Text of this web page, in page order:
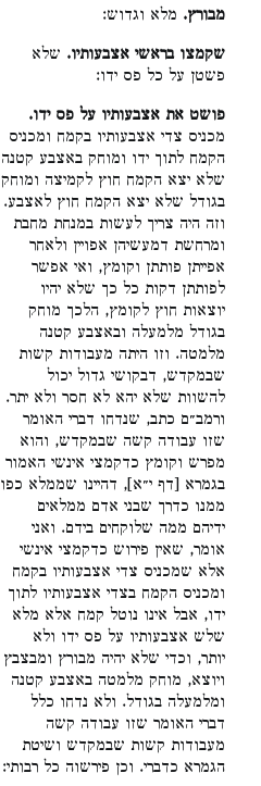
מבורץ. מלא וגדוש:
שקמצו בראשי אצבעותיו. שלא
פשטן על כל פס ידו:
פושט את אצבעותיו על פס ידו.
מכניס צדי אצבעותיו בקמח ומכניס
הקמח לתוך ידו ומוחק באצבע קטנה
שלא יצא הקמח חוץ לקמיצה ומוחק
בגודל שלא יצא הקמח חוץ לאצבע.
וזה היה צריך לעשות במנחת מחבת
ומרחשת דמעשיהן אפויין ולאחר
אפייתן פותתן וקומץ, ואי אפשר
לפותתן דקות כל כך שלא יהיו
יוצאות חוץ לקומץ, הלכך מוחק
בגודל מלמעלה ובאצבע קטנה
מלמטה. וזו היתה מעבודות קשות
שבמקדש, דבקושי גדול יכול
להשוות שלא יהא לא חסר ולא יתר.
ורמב״ם כתב, שנדחו דברי האומר
שזו עבודה קשה שבמקדש, והוא
מפרש וקומץ כדקמצי אינשי האמור
בגמרא [דף י״א], דהיינו שממלא כפו
ממנו כדרך שבני אדם ממלאים
ידיהם ממה שלוקחים בידם. ואני
אומר, שאין פירוש כדקמצי אינשי
אלא שמכניס צדי אצבעותיו בקמח
ומכניס הקמח בצדי אצבעותיו לתוך
ידו, אבל אינו נוטל קמח אלא מלא
שלש אצבעותיו על פס ידו ולא
יותר, וכדי שלא יהיה מבורץ ומבצבץ
ויוצא, מוחק מלמטה באצבע קטנה
ומלמעלה בגודל. ולא נדחו כלל
דברי האומר שזו עבודה קשה
מעבודות קשות שבמקדש ושיטת
הגמרא כדברי. וכן פירשוה כל רבותי: